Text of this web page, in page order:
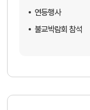
연등행사
불교박람회 참석